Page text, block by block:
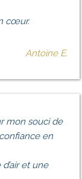
cœur.
Antoine E.
mon souci de
en
et une